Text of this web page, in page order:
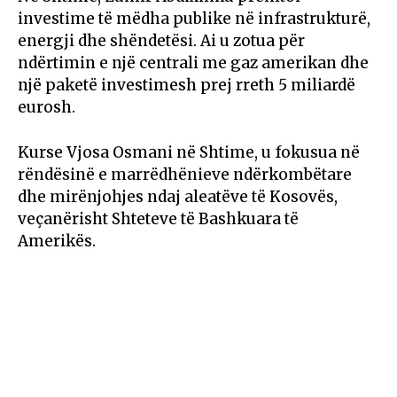
investime të mëdha publike në infrastrukturë,
energji dhe shëndetësi. Ai u zotua për
ndërtimin e një centrali me gaz amerikan dhe
një paketë investimesh prej rreth 5 miliardë
eurosh.
Kurse Vjosa Osmani në Shtime, u fokusua në
rëndësinë e marrëdhënieve ndërkombëtare
dhe mirënjohjes ndaj aleatëve të Kosovës,
veçanërisht Shteteve të Bashkuara të
Amerikës.